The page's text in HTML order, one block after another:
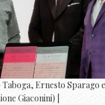
Ernesto Sparago
Giaconini) |